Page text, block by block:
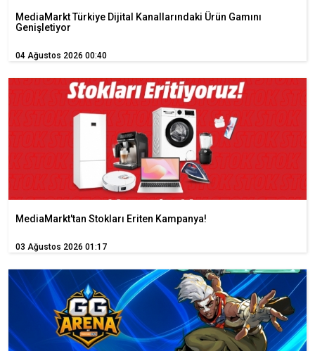
MediaMarkt Türkiye Dijital Kanallarındaki Ürün Gamını
Genişletiyor
04 Ağustos 2026 00:40
MediaMarkt'tan Stokları Eriten Kampanya!
03 Ağustos 2026 01:17